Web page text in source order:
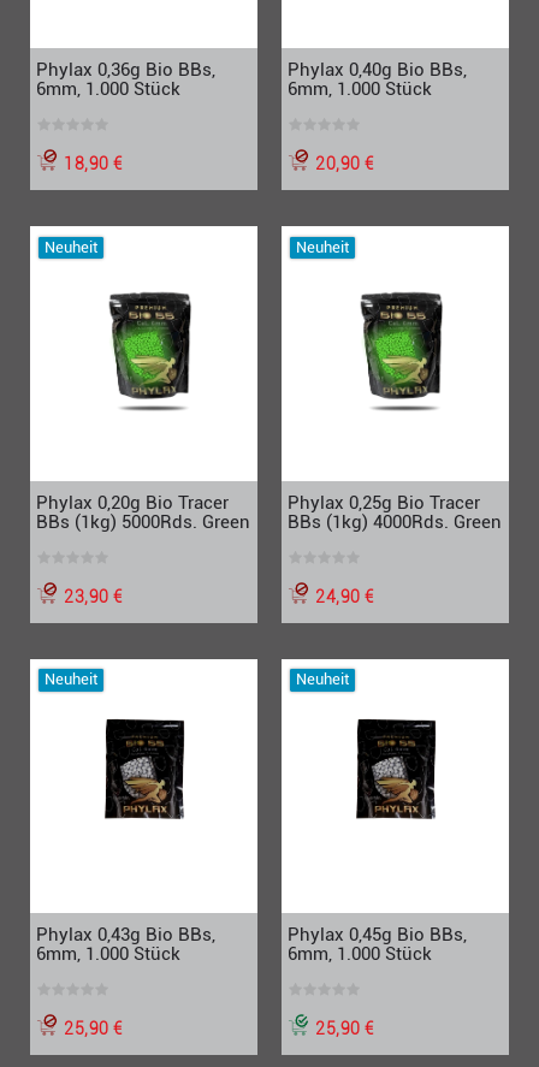
Phylax 0,36g Bio BBs,
6mm, 1.000 Stück
18,90 €
Phylax 0,40g Bio BBs,
6mm, 1.000 Stück
20,90 €
Neuheit
Phylax 0,20g Bio Tracer
BBs (1kg) 5000Rds. Green
23,90 €
Neuheit
Phylax 0,25g Bio Tracer
BBs (1kg) 4000Rds. Green
24,90 €
Neuheit
Phylax 0,43g Bio BBs,
6mm, 1.000 Stück
25,90 €
Neuheit
Phylax 0,45g Bio BBs,
6mm, 1.000 Stück
25,90 €